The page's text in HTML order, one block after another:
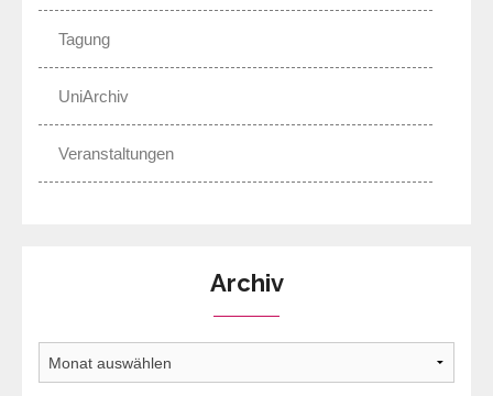
Tagung
UniArchiv
Veranstaltungen
Archiv